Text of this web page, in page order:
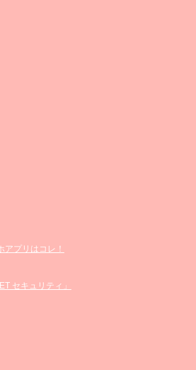
プリはコレ！
セキュリティ」